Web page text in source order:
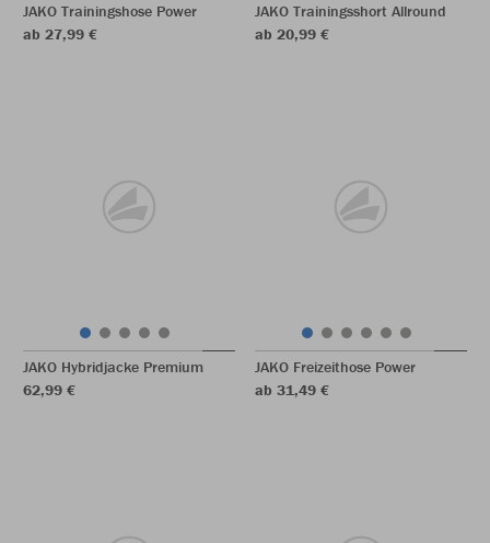
JAKO Trainingshose Power
ab 27,99 €
JAKO Trainingsshort Allround
ab 20,99 €
JAKO Hybridjacke Premium
62,99 €
JAKO Freizeithose Power
ab 31,49 €